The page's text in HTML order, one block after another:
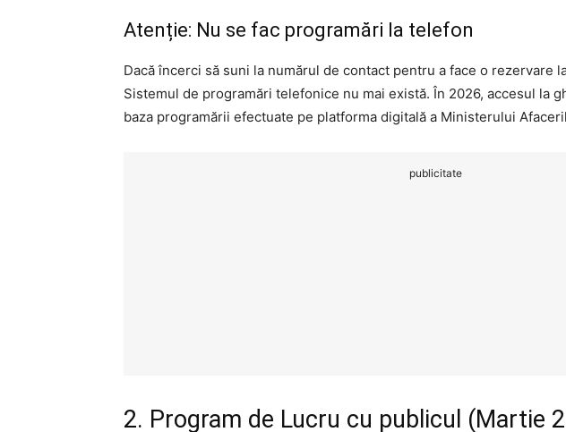
Atenție: Nu se fac programări la telefon
Dacă încerci să suni la numărul de contact pentru a face o rezervare
Sistemul de programări telefonice nu mai există. În 2026, accesul la
baza programării efectuate pe platforma digitală a Ministerului
publicitate
2. Program de Lucru cu publicul (Martie